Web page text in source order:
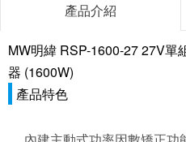
產品介紹
MW明緯 RSP-1600-27 27V單
器 (1600W)
產品特色